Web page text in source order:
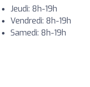
Jeudi: 8h-19h
Vendredi: 8h-19h
Samedi: 8h-19h